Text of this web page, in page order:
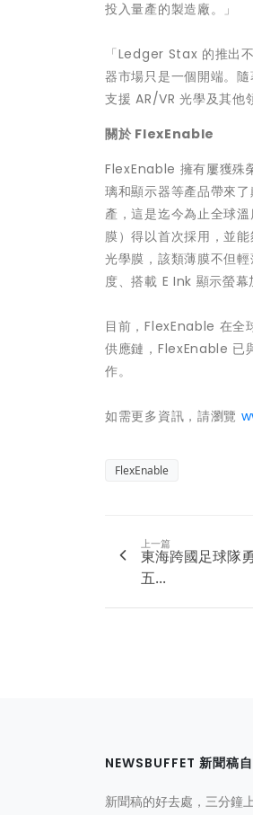
投入量產的製造廠。」
「Ledger Stax 的推出
器市場只是一個開端。
支援 AR/VR 光學及其他
關於 FlexEnable
FlexEnable 擁有屢獲殊
璃和顯示器等產品帶來
產，這是迄今為止全球
膜）得以首次採用，並
光學膜，該類薄膜不但
度、搭載 E Ink 顯示螢幕
目前，FlexEnable 在全
供應鏈，FlexEnable 已
作。
如需更多資訊，請瀏覽
FlexEnable
上一篇
東海跨國足球隊
五...
NEWSBUFFET 新聞稿
新聞稿的好去處，三分鐘